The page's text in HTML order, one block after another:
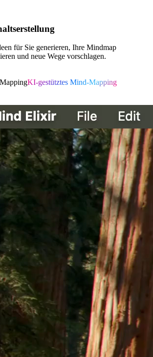
für Sie generieren, Ihre Mindmap
und neue Wege vorschlagen.
KI-gestütztes Mind-Mapping